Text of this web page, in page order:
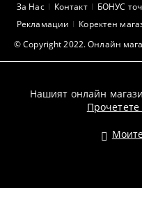
© Copyright 2022. Онлайн
За Нас Контакт БОНУС
Рекламации
Коректен
Нашият онлайн